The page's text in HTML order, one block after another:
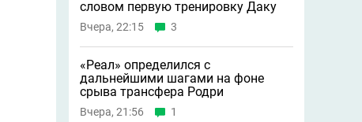
словом первую тренировку Даку
Вчера, 22:15 3
«Реал» определился с
дальнейшими шагами на фоне
срыва трансфера Родри
Вчера, 21:56 1